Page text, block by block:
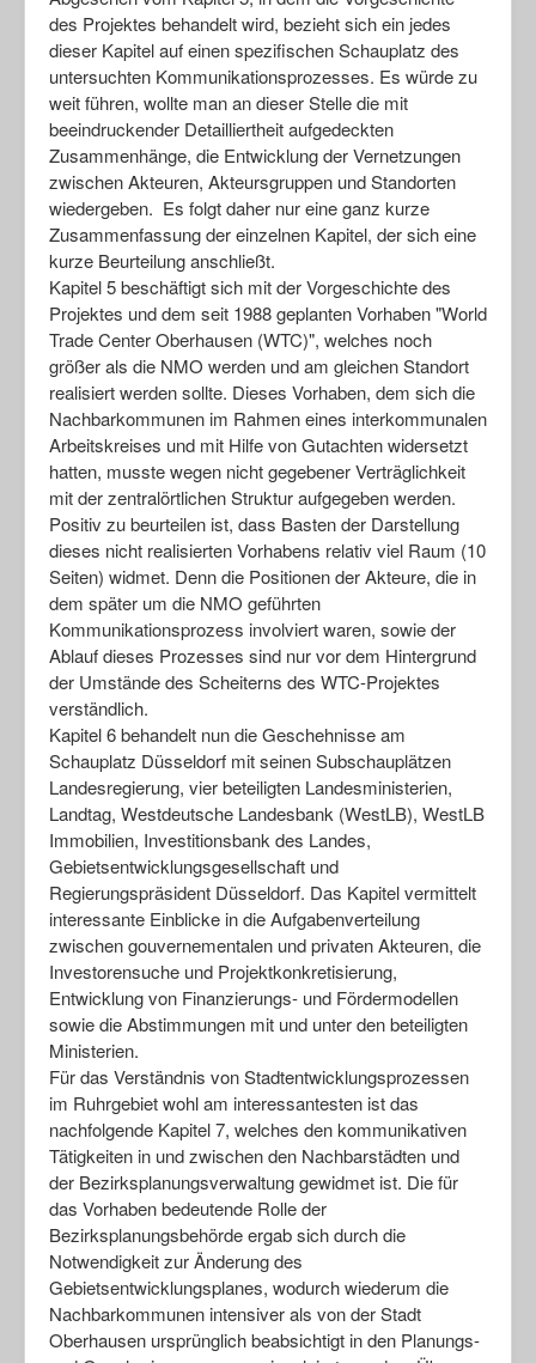
des Projektes behandelt wird, bezieht sich ein jedes
dieser Kapitel auf einen spezifischen Schauplatz des
untersuchten Kommunikationsprozesses. Es würde zu
weit führen, wollte man an dieser Stelle die mit
beeindruckender Detailliertheit aufgedeckten
Zusammenhänge, die Entwicklung der Vernetzungen
zwischen Akteuren, Akteursgruppen und Standorten
wiedergeben. Es folgt daher nur eine ganz kurze
Zusammenfassung der einzelnen Kapitel, der sich eine
kurze Beurteilung anschließt.
Kapitel 5 beschäftigt sich mit der Vorgeschichte des
Projektes und dem seit 1988 geplanten Vorhaben "World
Trade Center Oberhausen (WTC)", welches noch
größer als die NMO werden und am gleichen Standort
realisiert werden sollte. Dieses Vorhaben, dem sich die
Nachbarkommunen im Rahmen eines interkommunalen
Arbeitskreises und mit Hilfe von Gutachten widersetzt
hatten, musste wegen nicht gegebener Verträglichkeit
mit der zentralörtlichen Struktur aufgegeben werden.
Positiv zu beurteilen ist, dass Basten der Darstellung
dieses nicht realisierten Vorhabens relativ viel Raum (10
Seiten) widmet. Denn die Positionen der Akteure, die in
dem später um die NMO geführten
Kommunikationsprozess involviert waren, sowie der
Ablauf dieses Prozesses sind nur vor dem Hintergrund
der Umstände des Scheiterns des WTC-Projektes
verständlich.
Kapitel 6 behandelt nun die Geschehnisse am
Schauplatz Düsseldorf mit seinen Subschauplätzen
Landesregierung, vier beteiligten Landesministerien,
Landtag, Westdeutsche Landesbank (WestLB), WestLB
Immobilien, Investitionsbank des Landes,
Gebietsentwicklungsgesellschaft und
Regierungspräsident Düsseldorf. Das Kapitel vermittelt
interessante Einblicke in die Aufgabenverteilung
zwischen gouvernementalen und privaten Akteuren, die
Investorensuche und Projektkonkretisierung,
Entwicklung von Finanzierungs- und Fördermodellen
sowie die Abstimmungen mit und unter den beteiligten
Ministerien.
Für das Verständnis von Stadtentwicklungsprozessen
im Ruhrgebiet wohl am interessantesten ist das
nachfolgende Kapitel 7, welches den kommunikativen
Tätigkeiten in und zwischen den Nachbarstädten und
der Bezirksplanungsverwaltung gewidmet ist. Die für
das Vorhaben bedeutende Rolle der
Bezirksplanungsbehörde ergab sich durch die
Notwendigkeit zur Änderung des
Gebietsentwicklungsplanes, wodurch wiederum die
Nachbarkommunen intensiver als von der Stadt
Oberhausen ursprünglich beabsichtigt in den Planungs-